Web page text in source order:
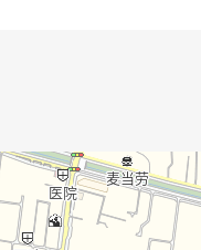
入式衣帽间)
客]